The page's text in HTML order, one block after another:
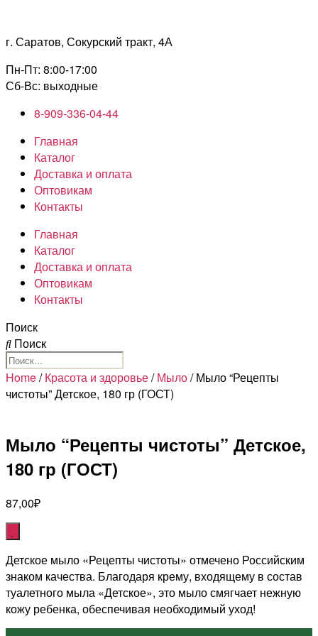
содержимому
г. Саратов, Сокурский тракт, 4А
Пн-Пт: 8:00-17:00
Сб-Вс: выходные
8-909-336-04-44
Главная
Каталог
Доставка и оплата
Оптовикам
Контакты
Главная
Каталог
Доставка и оплата
Оптовикам
Контакты
Поиск
Поиск
Home/Красота и здоровье/Мыло/ Мыло “Рецепты
чистоты” Детское, 180 гр (ГОСТ)
Мыло “Рецепты чистоты” Детское,
180 гр (ГОСТ)
87,00₽
Детское мыло «Рецепты чистоты» отмечено Российским
знаком качества. Благодаря крему, входящему в состав
туалетного мыла «Детское», это мыло смягчает нежную
кожу ребенка, обеспечивая необходимый уход!